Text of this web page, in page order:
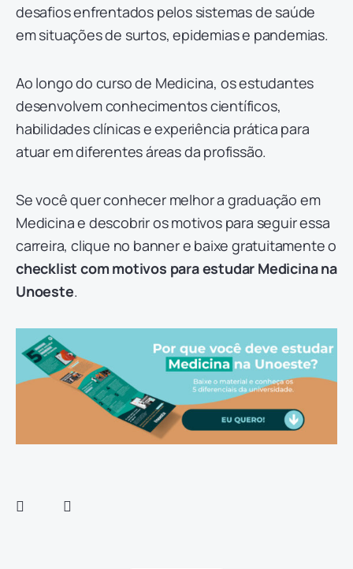
desafios enfrentados pelos sistemas de saúde
em situações de surtos, epidemias e pandemias.
Ao longo do curso de Medicina, os estudantes
desenvolvem conhecimentos científicos,
habilidades clínicas e experiência prática para
atuar em diferentes áreas da profissão.
Se você quer conhecer melhor a graduação em
Medicina e descobrir os motivos para seguir essa
carreira, clique no banner e baixe gratuitamente o
checklist com motivos para estudar Medicina na
Unoeste.